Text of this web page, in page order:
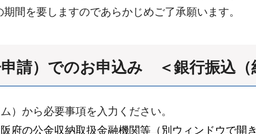
間を要しますのであらかじめご了承願います。
申請）でのお申込み ＜銀行振込（
）から必要事項を入力ください。
府の公金収納取扱金融機関等（別ウィンドウで開き